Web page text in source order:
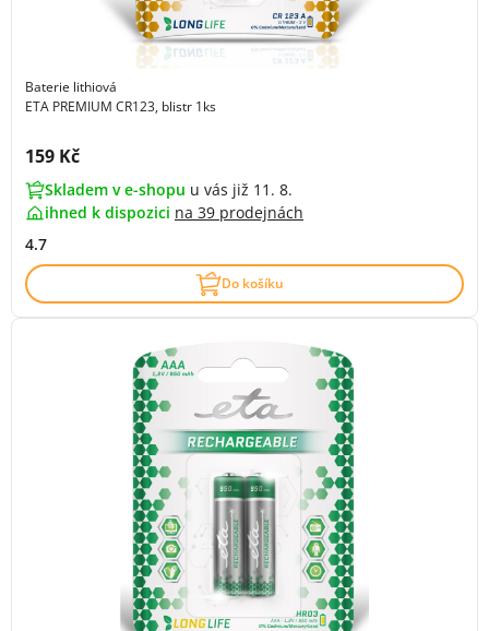
Baterie lithiová
ETA PREMIUM CR123, blistr 1ks
Cena s DPH:
159 Kč
Skladem v e-shopu u vás již 11. 8.
ihned k dispozici na 39 prodejnách
4.7
Do košíku